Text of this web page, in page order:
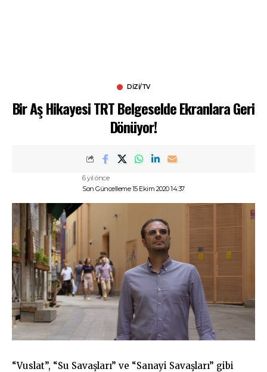
DIZI/TV
Bir Aş Hikayesi TRT Belgeselde Ekranlara Geri
Dönüyor!
Son Güncelleme 15 Ekim 2020 14:37
6 yıl önce
“Vuslat”, “Su Savaşları” ve “Sanayi Savaşları” gibi